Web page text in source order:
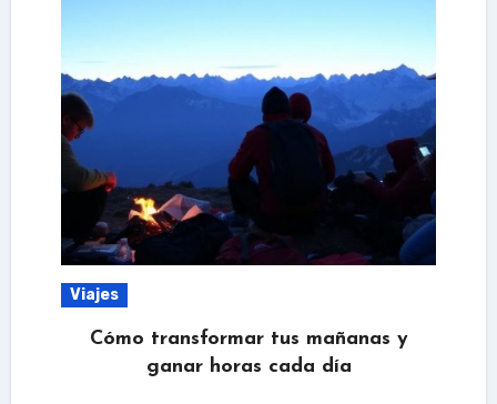
Viajes
Cómo transformar tus mañanas y
ganar horas cada día